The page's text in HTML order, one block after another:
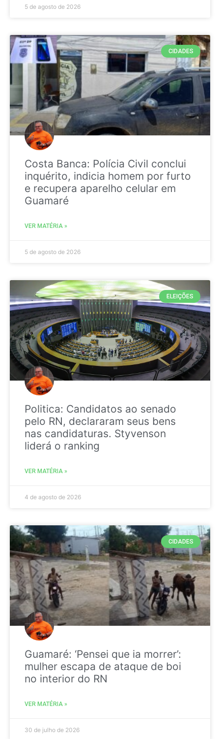
5 de agosto de 2026
CIDADES
Costa Banca: Polícia Civil conclui
inquérito, indicia homem por furto
e recupera aparelho celular em
Guamaré
VER MATÉRIA »
5 de agosto de 2026
ELEIÇÕES
Politica: Candidatos ao senado
pelo RN, declararam seus bens
nas candidaturas. Styvenson
liderá o ranking
VER MATÉRIA »
4 de agosto de 2026
CIDADES
Guamaré: ‘Pensei que ia morrer’:
mulher escapa de ataque de boi
no interior do RN
VER MATÉRIA »
30 de julho de 2026